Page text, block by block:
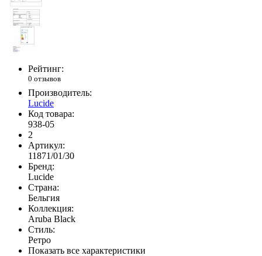
Рейтинг:
0 отзывов
Производитель:
Lucide
Код товара:
938-05
2
Артикул:
11871/01/30
Бренд:
Lucide
Страна:
Бельгия
Коллекция:
Aruba Black
Стиль:
Ретро
Показать все характеристики